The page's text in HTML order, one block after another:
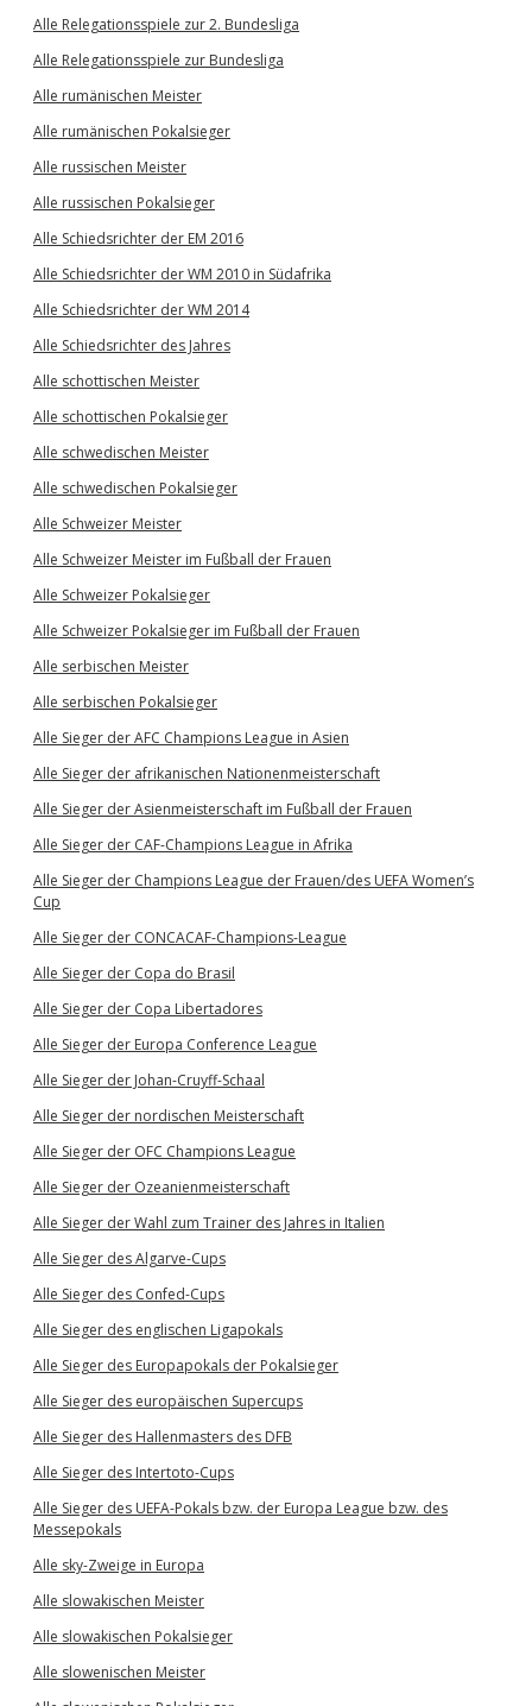
Alle Relegationsspiele zur 2. Bundesliga
Alle Relegationsspiele zur Bundesliga
Alle rumänischen Meister
Alle rumänischen Pokalsieger
Alle russischen Meister
Alle russischen Pokalsieger
Alle Schiedsrichter der EM 2016
Alle Schiedsrichter der WM 2010 in Südafrika
Alle Schiedsrichter der WM 2014
Alle Schiedsrichter des Jahres
Alle schottischen Meister
Alle schottischen Pokalsieger
Alle schwedischen Meister
Alle schwedischen Pokalsieger
Alle Schweizer Meister
Alle Schweizer Meister im Fußball der Frauen
Alle Schweizer Pokalsieger
Alle Schweizer Pokalsieger im Fußball der Frauen
Alle serbischen Meister
Alle serbischen Pokalsieger
Alle Sieger der AFC Champions League in Asien
Alle Sieger der afrikanischen Nationenmeisterschaft
Alle Sieger der Asienmeisterschaft im Fußball der Frauen
Alle Sieger der CAF-Champions League in Afrika
Alle Sieger der Champions League der Frauen/des UEFA Women’s
Cup
Alle Sieger der CONCACAF-Champions-League
Alle Sieger der Copa do Brasil
Alle Sieger der Copa Libertadores
Alle Sieger der Europa Conference League
Alle Sieger der Johan-Cruyff-Schaal
Alle Sieger der nordischen Meisterschaft
Alle Sieger der OFC Champions League
Alle Sieger der Ozeanienmeisterschaft
Alle Sieger der Wahl zum Trainer des Jahres in Italien
Alle Sieger des Algarve-Cups
Alle Sieger des Confed-Cups
Alle Sieger des englischen Ligapokals
Alle Sieger des Europapokals der Pokalsieger
Alle Sieger des europäischen Supercups
Alle Sieger des Hallenmasters des DFB
Alle Sieger des Intertoto-Cups
Alle Sieger des UEFA-Pokals bzw. der Europa League bzw. des
Messepokals
Alle sky-Zweige in Europa
Alle slowakischen Meister
Alle slowakischen Pokalsieger
Alle slowenischen Meister